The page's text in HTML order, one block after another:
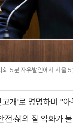
5분 자유발언에서 서울 5
개'로 명명하며 "
전·삶의 질 악화가